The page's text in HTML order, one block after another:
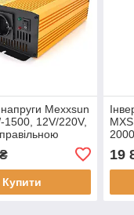
напруги Mexxsun
1500, 12V/220V,
Q4, активне
Купити
19